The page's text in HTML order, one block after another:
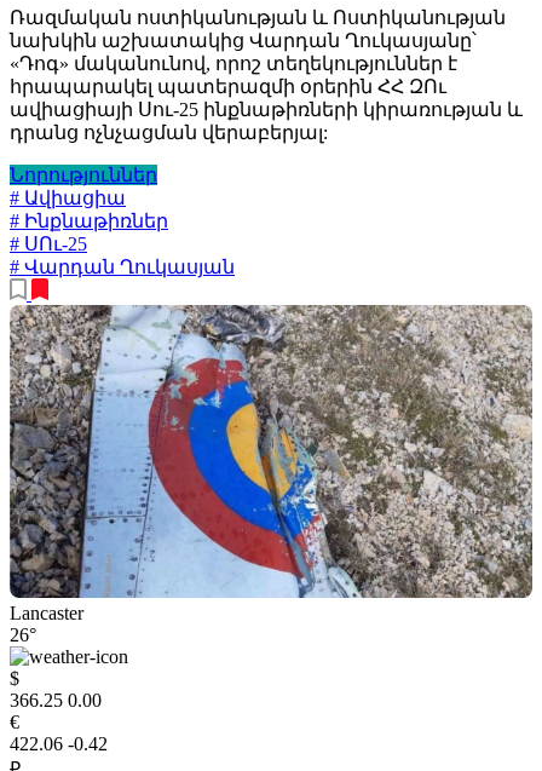
Ռազմական ոստիկանության և Ոստիկանության
նախկին աշխատակից Վարդան Ղուկասյանը՝
«Դոգ» մականունով, որոշ տեղեկություններ է
հրապարակել պատերազմի օրերին ՀՀ ԶՈւ
ավիացիայի Սու-25 ինքնաթիռների կիրառության և
դրանց ոչնչացման վերաբերյալ:
Նորություններ
# Ավիացիա
# Ինքնաթիռներ
# ՍՈւ-25
# Վարդան Ղուկասյան
Lancaster
26°
$
366.25 0.00
€
422.06 -0.42